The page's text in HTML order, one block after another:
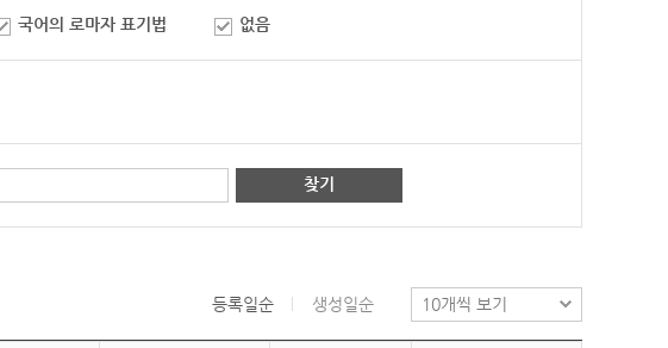
국어의 로마자 표기법 없음
찾기
등록일순 생성일순